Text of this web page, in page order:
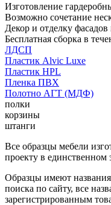
Изготовление
Возможно сочетание
Декор и отделку
Бесплатная сборка в
ЛДСП
Пластик Alvic Luxe
Пластик HPL
Пленка ПВХ
Полотно АГТ (МДФ)
полки
корзины
штанги
Все образцы мебели
проекту в единственном
Образцы имеют
поиска по сайту, все
зарегистрированным